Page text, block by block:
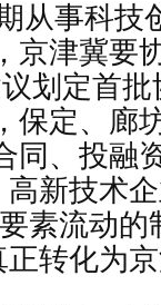
从事科技
京津冀要
议划定首
保定、廊
同、投融
高新技术
素流动
转化为